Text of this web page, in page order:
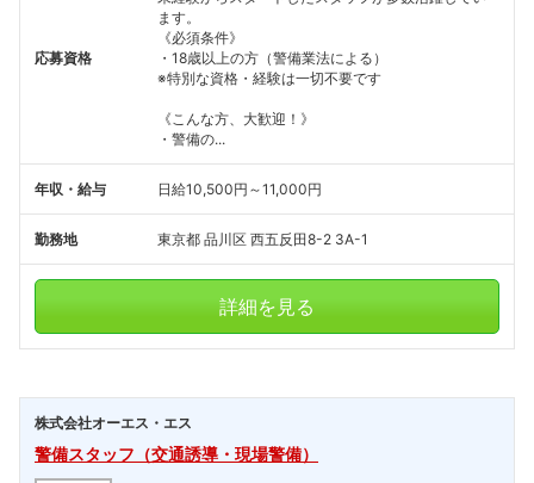
応募資格
ます。
《必須条件》
・18歳以上の方（警備業法による）
※特別な資格・経験は一切不要です
《こんな方、大歓迎！》
・警備の...
年収・給与 日給10,500円～11,000円
勤務地 東京都 品川区 西五反田8-2 3A-1
詳細を見る
株式会社オーエス・エス
警備スタッフ（交通誘導・現場警備）